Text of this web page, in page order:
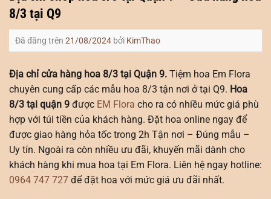
8/3 tại Q9
Đã đăng trên 21/08/2024 bởi KimThao
Địa chỉ cửa hàng hoa 8/3 tại Quận 9. Tiệm hoa Em Flora
chuyên cung cấp các mẫu hoa 8/3 tận nơi ở tại Q9. Hoa
8/3 tại quận 9 được EM Flora cho ra có nhiều mức giá phù
hợp với túi tiền của khách hàng. Đặt hoa online ngay để
được giao hàng hỏa tốc trong 2h Tận nơi – Đúng mẫu –
Uy tín. Ngoài ra còn nhiều ưu đãi, khuyến mãi dành cho
khách hàng khi mua hoa tại Em Flora. Liên hệ ngay hotline:
0964 747 727 để đặt hoa với mức giá ưu đãi nhất.